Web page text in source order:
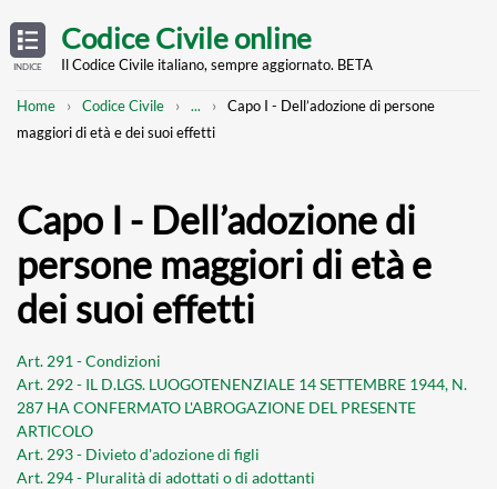
TABLE
OF
CONTENTS
INDICE
main
Codice Civile online
Il Codice Civile italiano, sempre aggiornato. BETA
Breadcrumb
Home Codice Civile
Mostra
percorso
...
Capo I - Dell’adozione di persone
maggiori di età e dei suoi effetti
Capo I - Dell’adozione di
persone maggiori di età e
dei suoi effetti
Art. 291 - Condizioni
Art. 292 - IL D.LGS. LUOGOTENENZIALE 14 SETTEMBRE 1944, N.
287 HA CONFERMATO L'ABROGAZIONE DEL PRESENTE
ARTICOLO
Art. 293 - Divieto d'adozione di figli
Art. 294 - Pluralità di adottati o di adottanti